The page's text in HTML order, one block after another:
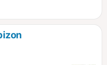
en-
très
temps